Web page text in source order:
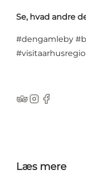
Se, hvad andre
#dengamleby
TripAdvisor
Instagram
Facebook
Læs mere